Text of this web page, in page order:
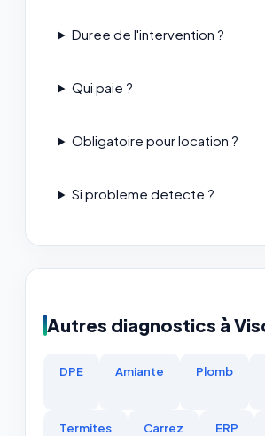
Duree de l'intervention ?
Qui paie ?
Obligatoire pour location ?
Si probleme detecte ?
Autres diagnostics à
DPE Amiante Plomb
Termites Carrez ERP